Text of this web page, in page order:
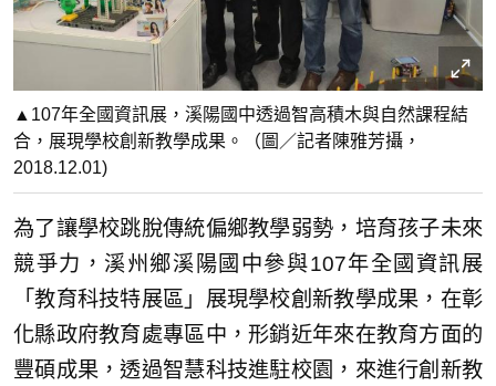
▲107年全國資訊展，溪陽國中透過智高積木與自然課程結
合，展現學校創新教學成果。（圖／記者陳雅芳攝，
2018.12.01)
為了讓學校跳脫傳統偏鄉教學弱勢，培育孩子未來
競爭力，溪州鄉溪陽國中參與107年全國資訊展
「教育科技特展區」展現學校創新教學成果，在彰
化縣政府教育處專區中，形銷近年來在教育方面的
豐碩成果，透過智慧科技進駐校園，來進行創新教